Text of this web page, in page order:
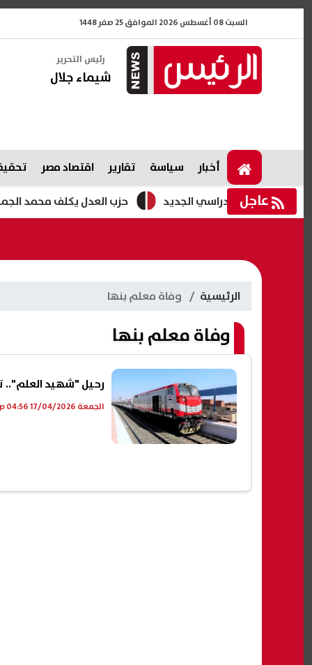
السبت 08 أغسطس 2026 الموافق 25 صفر 1448
رئيس التحرير
شيماء جلال
أخبار سياسة تقارير اقتصاد مصر
عاجل حزب العدل يكلف محمد الجمسي
الرئيسية وفاة معلم بنها
وفاة معلم بنها
رحيل "شهيد العلم"..
الجمعة 17/04/2026 04:56 ص